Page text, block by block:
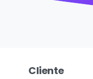
Cliente